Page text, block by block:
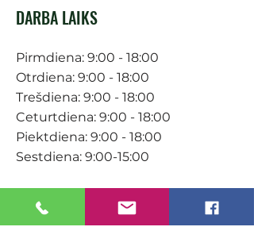
DARBA LAIKS
Pirmdiena: 9:00 - 18:00
Otrdiena: 9:00 - 18:00
Trešdiena: 9:00 - 18:00
Ceturtdiena: 9:00 - 18:00
Piektdiena: 9:00 - 18:00
Sestdiena: 9:00-15:00
KONTAKTI